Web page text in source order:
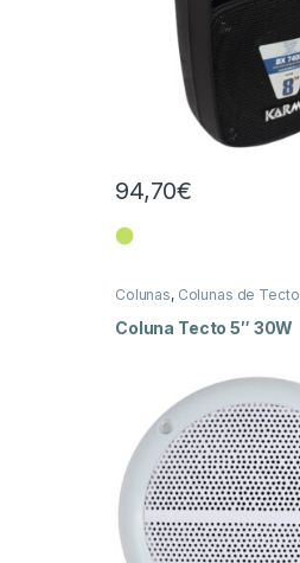
94,70€
⬤
Colunas, Colunas de Tecto
Coluna Tecto 5″ 30W